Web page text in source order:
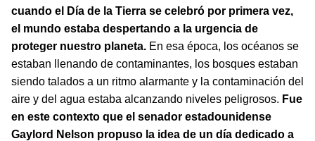
cuando el Día de la Tierra se celebró por primera vez,
el mundo estaba despertando a la urgencia de
proteger nuestro planeta. En esa época, los océanos se
estaban llenando de contaminantes, los bosques estaban
siendo talados a un ritmo alarmante y la contaminación del
aire y del agua estaba alcanzando niveles peligrosos. Fue
en este contexto que el senador estadounidense
Gaylord Nelson propuso la idea de un día dedicado a